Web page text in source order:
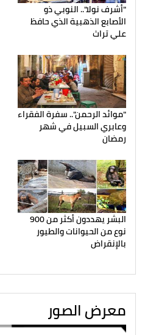
"أشرف نولا".. النوبي ذو
الأصابع الذهبية الذي حافظ
علي تراث
"موائد الرحمن".. سفرة الفقراء
وعابري السبيل في شهر
رمضان
البشر يهددون أكثر من 900
نوع من الحيوانات والطيور
بالإنقراض
معرض الصور